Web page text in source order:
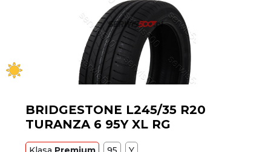
BRIDGESTONE L245/35 R20
TURANZA 6 95Y XL RG